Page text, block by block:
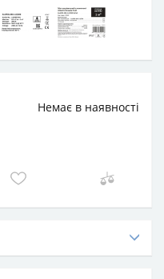
Немає в наявності